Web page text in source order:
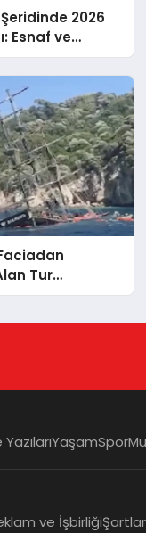
Şeridinde 2026
Esnaf ve
mi?
Tur
Kişi
YaşamSpor
ve İşbirliği